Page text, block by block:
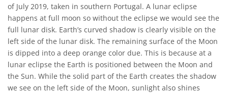
of July 2019, taken in southern Portugal. A lunar eclipse
happens at full moon so without the eclipse we would see the
full lunar disk. Earth’s curved shadow is clearly visible on the
left side of the lunar disk. The remaining surface of the Moon
is dipped into a deep orange color due. This is because at a
lunar eclipse the Earth is positioned between the Moon and
the Sun. While the solid part of the Earth creates the shadow
we see on the left side of the Moon, sunlight also shines